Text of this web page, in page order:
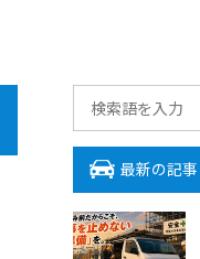
最新の記事